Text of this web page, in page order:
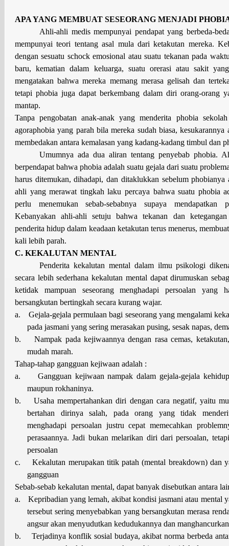
APA YANG MEMBUAT SESEORANG MENJADI
Ahli-ahli medis mempunyai pendapat yang berbeda-
mempunyai teori tentang asal mula dari ketakutan mereka.
dengan sesuatu schock emosional atau suatu tekanan pada
baru, kematian dalam keluarga, suatu orerasi atau sakit
mengatakan bahwa mereka memang merasa gelisah dan
tetapi phobia juga dapat berkembang dalam diri orang-orang
mantap.
Tanpa pengobatan anak-anak yang menderita phobia
agoraphobia yang parah bila mereka sudah biasa,
membedakan antara kemalasan yang kadang-kadang timbul dan
Umumnya ada dua aliran tentang penyebab phobia.
berpendapat bahwa phobia adalah suatu gejala dari suatu
harus ditemukan, dihadapi, dan ditaklukkan sebelum
ahli yang merawat tingkah laku percaya bahwa suatu phobia
perlu menemukan sebab-sebabnya supaya mendapatkan
Kebanyakan ahli-ahli setuju bahwa tekanan dan
penderita hidup dalam keadaan ketakutan terus menerus,
kali lebih parah.
C. KEKALUTAN MENTAL
Penderita kekalutan mental dalam ilmu psikologi
secara lebih sederhana kekalutan mental dapat dirumuskan
ketidak mampuan seseorang menghadapi persoalan yang
bersangkutan bertingkah secara kurang wajar.
a.
Gejala-gejala permulaan bagi seseorang yang mengalami
pada jasmani yang sering merasakan pusing, sesak napas,
b.
Nampak pada kejiwaannya dengan rasa cemas,
mudah marah.
Tahap-tahap gangguan kejiwaan adalah :
a.
Gangguan kejiwaan nampak dalam gejala-gejala
maupun rokhaninya.
b.
Usaha mempertahankan diri dengan cara negatif, yaitu
bertahan dirinya salah, pada orang yang tidak
menghadapi persoalan justru cepat memecahkan
perasaannya. Jadi bukan melarikan diri dari persoalan,
persoalan
c.
Kekalutan merupakan titik patah (mental breakdown) dan
gangguan
Sebab-sebab kekalutan mental, dapat banyak disebutkan antara
a.
Kepribadian yang lemah, akibat kondisi jasmani atau mental
tersebut sering menyebabkan yang bersangkutan merasa
angsur akan menyudutkan kedudukannya dan
b.
Terjadinya konflik sosial budaya, akibat norma berbeda